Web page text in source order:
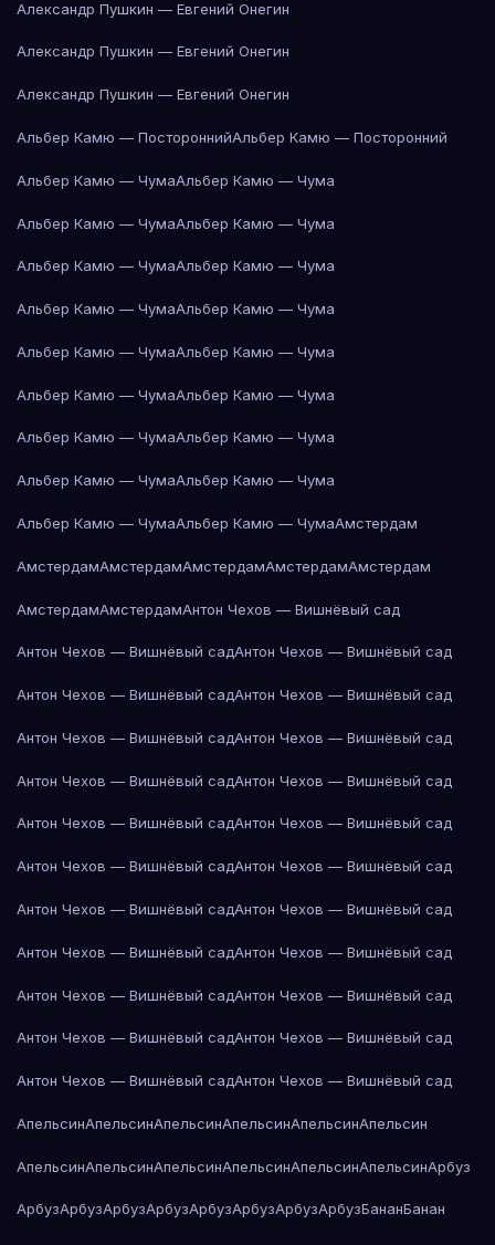
Александр Пушкин — Евгений Онегин
Александр Пушкин — Евгений Онегин
Александр Пушкин — Евгений Онегин
Альбер Камю — ПостороннийАльбер Камю — Посторонний
Альбер Камю — ЧумаАльбер Камю — Чума
Альбер Камю — ЧумаАльбер Камю — Чума
Альбер Камю — ЧумаАльбер Камю — Чума
Альбер Камю — ЧумаАльбер Камю — Чума
Альбер Камю — ЧумаАльбер Камю — Чума
Альбер Камю — ЧумаАльбер Камю — Чума
Альбер Камю — ЧумаАльбер Камю — Чума
Альбер Камю — ЧумаАльбер Камю — Чума
Альбер Камю — ЧумаАльбер Камю — ЧумаАмстердам
АмстердамАмстердамАмстердамАмстердамАмстердам
АмстердамАмстердамАнтон Чехов — Вишнёвый сад
Антон Чехов — Вишнёвый садАнтон Чехов — Вишнёвый сад
Антон Чехов — Вишнёвый садАнтон Чехов — Вишнёвый сад
Антон Чехов — Вишнёвый садАнтон Чехов — Вишнёвый сад
Антон Чехов — Вишнёвый садАнтон Чехов — Вишнёвый сад
Антон Чехов — Вишнёвый садАнтон Чехов — Вишнёвый сад
Антон Чехов — Вишнёвый садАнтон Чехов — Вишнёвый сад
Антон Чехов — Вишнёвый садАнтон Чехов — Вишнёвый сад
Антон Чехов — Вишнёвый садАнтон Чехов — Вишнёвый сад
Антон Чехов — Вишнёвый садАнтон Чехов — Вишнёвый сад
Антон Чехов — Вишнёвый садАнтон Чехов — Вишнёвый сад
Антон Чехов — Вишнёвый садАнтон Чехов — Вишнёвый сад
АпельсинАпельсинАпельсинАпельсинАпельсинАпельсин
АпельсинАпельсинАпельсинАпельсинАпельсинАпельсинАрбуз
АрбузАрбузАрбузАрбузАрбузАрбузАрбузАрбузБананБанан